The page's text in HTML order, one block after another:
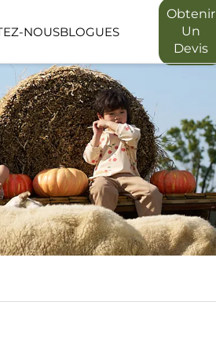
SÉRIE MAPORA
NOUSBLOGUES
Obtenir
Un
Devis